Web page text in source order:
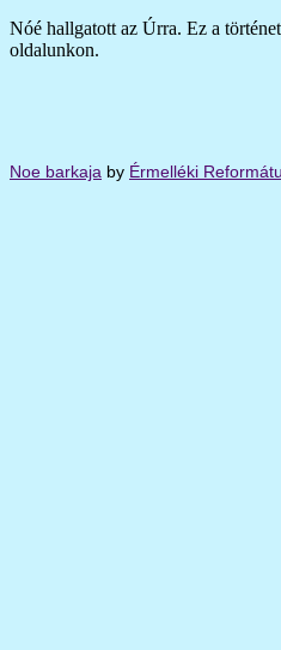
Nóé hallgatott az Úrra. Ez a
oldalunkon.
Noe barkaja by Érmelléki